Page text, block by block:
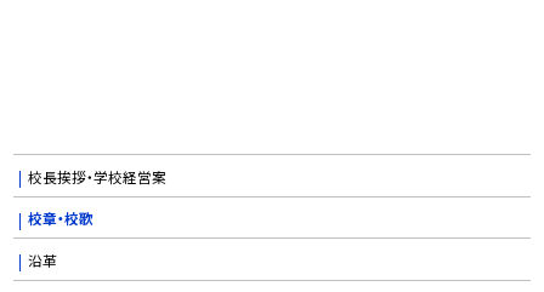
校長挨拶・学校経営案
校章・校歌
沿革